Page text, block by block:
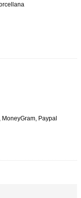
MoneyGram, Paypal